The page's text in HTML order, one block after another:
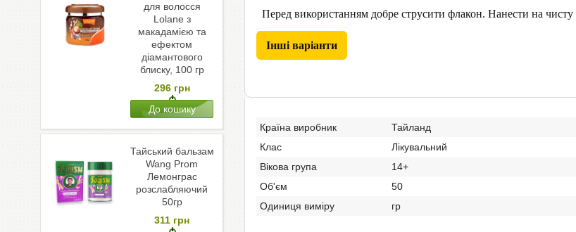
для волосся
Lolane з
макадамією та
ефектом
діамантового
блиску, 100 гр
296 грн
Тайський бальзам
Wang Prom
Лемонграс
розслабляючий
50гр
311 грн
Перед використанням добре струсити флакон. Нанести на
Інші варіанти
Країна виробник
Тайланд
Клас
Лікувальний
Вікова група
14+
Об'єм
50
Одиниця виміру
гр